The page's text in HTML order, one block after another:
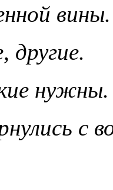
вины.
другие.
нужны.
с